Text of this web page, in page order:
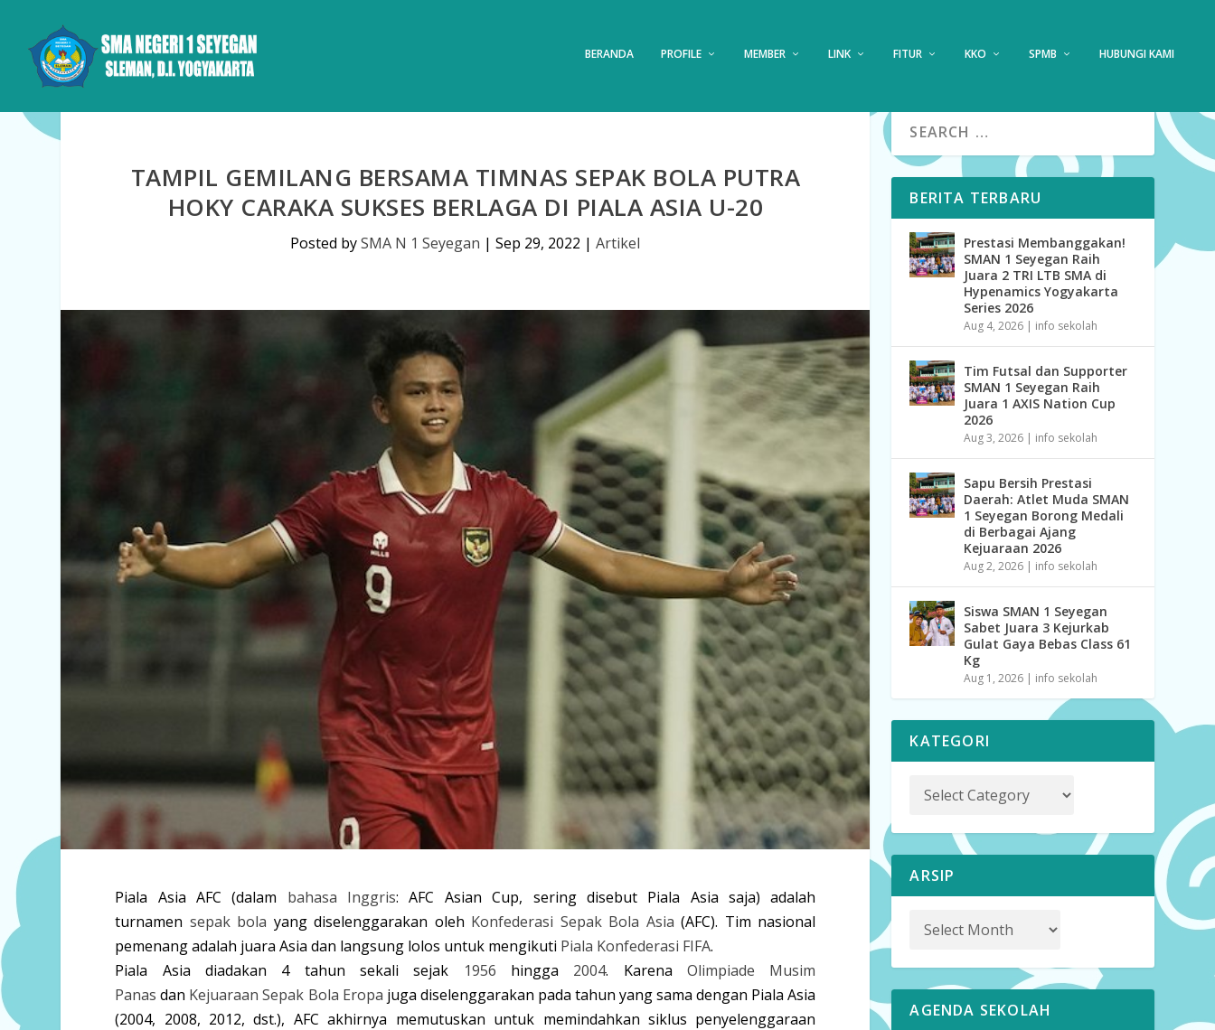
BERANDA PROFILE MEMBER LINK FITUR KKO SPMB HUBUNGI KAMI
TAMPIL GEMILANG BERSAMA TIMNAS SEPAK BOLA PUTRA
HOKY CARAKA SUKSES BERLAGA DI PIALA ASIA U-20
Posted bySMA N 1 Seyegan |Sep 29, 2022 |Artikel
Piala Asia AFC (dalam bahasa Inggris:AFC Asian Cup, sering disebut Piala Asia saja) adalah
turnamen sepak bola yang diselenggarakan oleh Konfederasi Sepak Bola Asia (AFC). Tim nasional
pemenang adalah juara Asia dan langsung lolos untuk mengikuti Piala Konfederasi FIFA.
Piala Asia diadakan 4 tahun sekali sejak
1956 hingga 2004. KarenaOlimpiade Musim
Panas dan Kejuaraan Sepak Bola Eropa juga diselenggarakan pada tahun yang sama dengan Piala Asia
(2004, 2008, 2012, dst.), AFC akhirnya memutuskan untuk memindahkan siklus penyelenggaraan
BERITA TERBARU
Prestasi Membanggakan!
SMAN 1 Seyegan Raih
Juara 2 TRI LTB SMA di
Hypenamics Yogyakarta
Series 2026
Aug 4, 2026 | info sekolah
Tim Futsal dan Supporter
SMAN 1 Seyegan Raih
Juara 1 AXIS Nation Cup
2026
Aug 3, 2026 | info sekolah
Sapu Bersih Prestasi
Daerah: Atlet Muda SMAN
1 Seyegan Borong Medali
di Berbagai Ajang
Kejuaraan 2026
Aug 2, 2026 | info sekolah
Siswa SMAN 1 Seyegan
Sabet Juara 3 Kejurkab
Gulat Gaya Bebas Class 61
Kg
Aug 1, 2026 | info sekolah
KATEGORI
ARSIP
AGENDA SEKOLAH